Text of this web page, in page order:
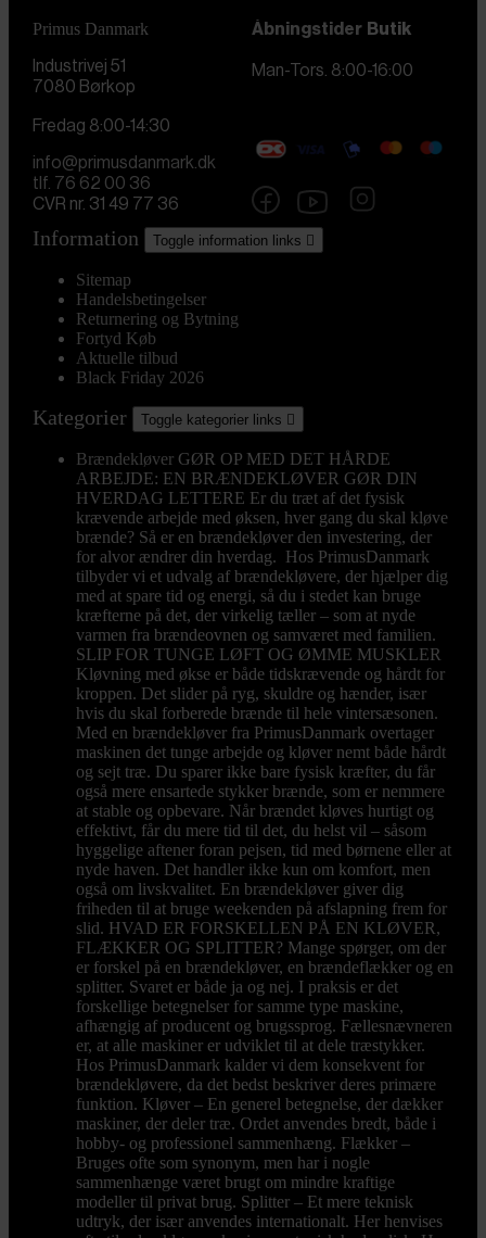
Primus Danmark
Industrivej 51
7080 Børkop
Åbningstider Butik
Man-Tors. 8:00-16:00
Fredag 8:00-14:30
info@primusdanmark.dk
tlf. 76 62 00 36
CVR nr. 31 49 77 36
Information Toggle information links 
Sitemap
Handelsbetingelser
Returnering og Bytning
Fortyd Køb
Aktuelle tilbud
Black Friday 2026
Kategorier Toggle kategorier links 
Brændekløver GØR OP MED DET HÅRDE
ARBEJDE: EN BRÆNDEKLØVER GØR DIN
HVERDAG LETTERE Er du træt af det fysisk
krævende arbejde med øksen, hver gang du skal kløve
brænde? Så er en brændekløver den investering, der
for alvor ændrer din hverdag. Hos PrimusDanmark
tilbyder vi et udvalg af brændekløvere, der hjælper dig
med at spare tid og energi, så du i stedet kan bruge
kræfterne på det, der virkelig tæller – som at nyde
varmen fra brændeovnen og samværet med familien.
SLIP FOR TUNGE LØFT OG ØMME MUSKLER
Kløvning med økse er både tidskrævende og hårdt for
kroppen. Det slider på ryg, skuldre og hænder, især
hvis du skal forberede brænde til hele vintersæsonen.
Med en brændekløver fra PrimusDanmark overtager
maskinen det tunge arbejde og kløver nemt både hårdt
og sejt træ. Du sparer ikke bare fysisk kræfter, du får
også mere ensartede stykker brænde, som er nemmere
at stable og opbevare. Når brændet kløves hurtigt og
effektivt, får du mere tid til det, du helst vil – såsom
hyggelige aftener foran pejsen, tid med børnene eller at
nyde haven. Det handler ikke kun om komfort, men
også om livskvalitet. En brændekløver giver dig
friheden til at bruge weekenden på afslapning frem for
slid. HVAD ER FORSKELLEN PÅ EN KLØVER,
FLÆKKER OG SPLITTER? Mange spørger, om der
er forskel på en brændekløver, en brændeflækker og en
splitter. Svaret er både ja og nej. I praksis er det
forskellige betegnelser for samme type maskine,
afhængig af producent og brugssprog. Fællesnævneren
er, at alle maskiner er udviklet til at dele træstykker.
Hos PrimusDanmark kalder vi dem konsekvent for
brændekløvere, da det bedst beskriver deres primære
funktion. Kløver – En generel betegnelse, der dækker
maskiner, der deler træ. Ordet anvendes bredt, både i
hobby- og professionel sammenhæng. Flækker –
Bruges ofte som synonym, men har i nogle
sammenhænge været brugt om mindre kraftige
modeller til privat brug. Splitter – Et mere teknisk
udtryk, der især anvendes internationalt. Her henvises